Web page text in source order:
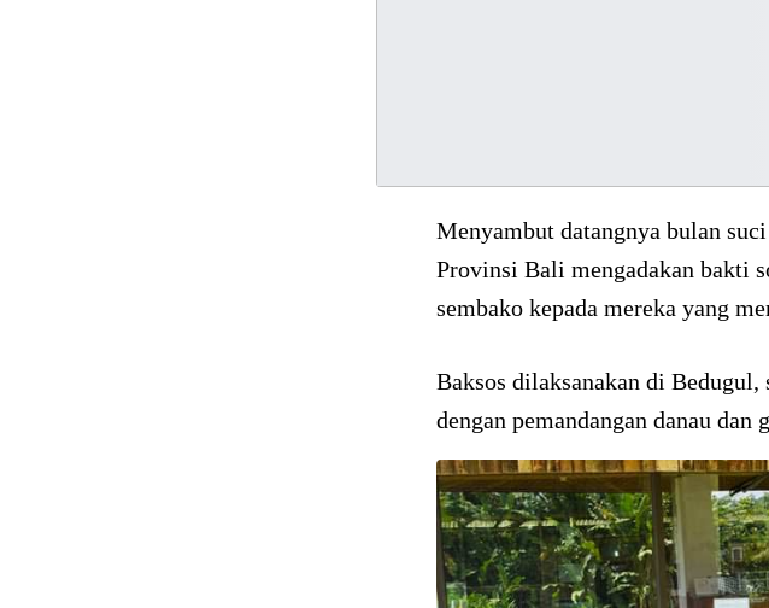
Menyambut datangnya bulan
Provinsi Bali mengadakan bakti
sembako kepada mereka yang
Baksos dilaksanakan di
dengan pemandangan danau dan